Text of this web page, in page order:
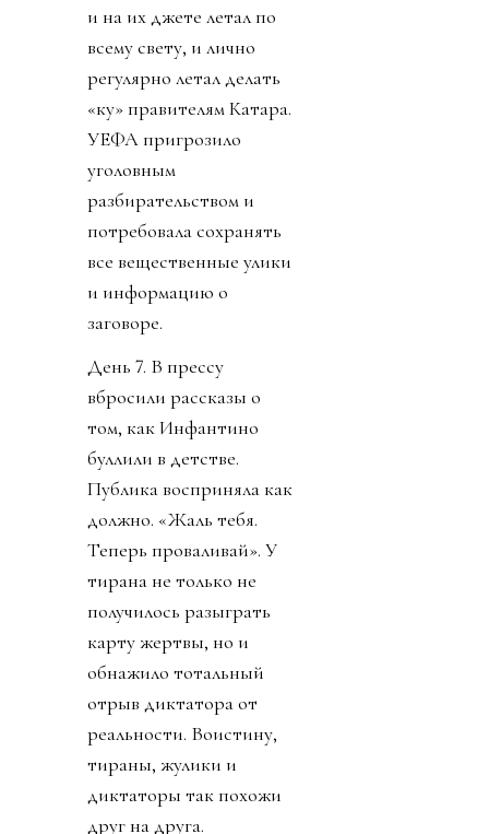
и на их джете летал по
всему свету, и лично
регулярно летал делать
«ку» правителям Катара.
УЕФА пригрозило
уголовным
разбирательством и
потребовала сохранять
все вещественные улики
и информацию о
заговоре.
День 7. В прессу
вбросили рассказы о
том, как Инфантино
буллили в детстве.
Публика восприняла как
должно. «Жаль тебя.
Теперь проваливай». У
тирана не только не
получилось разыграть
карту жертвы, но и
обнажило тотальный
отрыв диктатора от
реальности. Воистину,
тираны, жулики и
диктаторы так похожи
друг на друга.